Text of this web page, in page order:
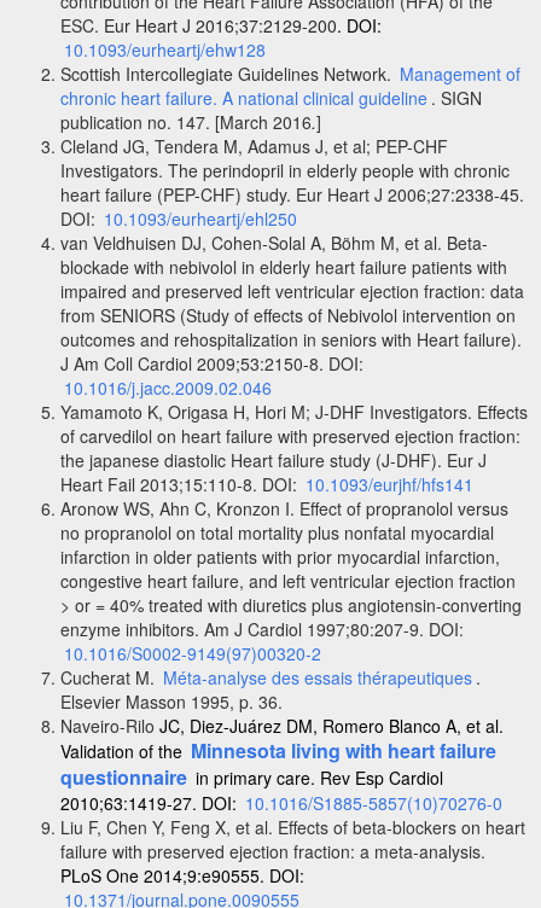
ESC. Eur Heart J 2016;37:2129-200. DOI:
10.1093/eurheartj/ehw128
Scottish Intercollegiate Guidelines Network. Management of
chronic heart failure. A national clinical guideline . SIGN
publication no. 147. [March 2016.]
Cleland JG, Tendera M, Adamus J, et al; PEP-CHF
Investigators. The perindopril in elderly people with chronic
heart failure (PEP-CHF) study. Eur Heart J 2006;27:2338-45.
DOI: 10.1093/eurheartj/ehl250
van Veldhuisen DJ, Cohen-Solal A, Böhm M, et al. Beta-
blockade with nebivolol in elderly heart failure patients with
impaired and preserved left ventricular ejection fraction: data
from SENIORS (Study of effects of Nebivolol intervention on
outcomes and rehospitalization in seniors with Heart failure).
J Am Coll Cardiol 2009;53:2150-8. DOI:
10.1016/j.jacc.2009.02.046
Yamamoto K, Origasa H, Hori M; J-DHF Investigators. Effects
of carvedilol on heart failure with preserved ejection fraction:
the japanese diastolic Heart failure study (J-DHF). Eur J
Heart Fail 2013;15:110-8. DOI: 10.1093/eurjhf/hfs141
Aronow WS, Ahn C, Kronzon I. Effect of propranolol versus
no propranolol on total mortality plus nonfatal myocardial
infarction in older patients with prior myocardial infarction,
congestive heart failure, and left ventricular ejection fraction
> or = 40% treated with diuretics plus angiotensin-converting
enzyme inhibitors. Am J Cardiol 1997;80:207-9. DOI:
10.1016/S0002-9149(97)00320-2
Cucherat M. Méta-analyse des essais thérapeutiques .
Elsevier Masson 1995, p. 36.
Naveiro-Rilo JC, Diez-Juárez DM, Romero Blanco A, et al.
Validation of the Minnesota living with heart failure
questionnaire in primary care. Rev Esp Cardiol
2010;63:1419-27. DOI: 10.1016/S1885-5857(10)70276-0
Liu F, Chen Y, Feng X, et al. Effects of beta-blockers on heart
failure with preserved ejection fraction: a meta-analysis.
PLoS One 2014;9:e90555. DOI:
10.1371/journal.pone.0090555